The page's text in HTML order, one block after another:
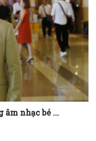
âm nhạc bé ...